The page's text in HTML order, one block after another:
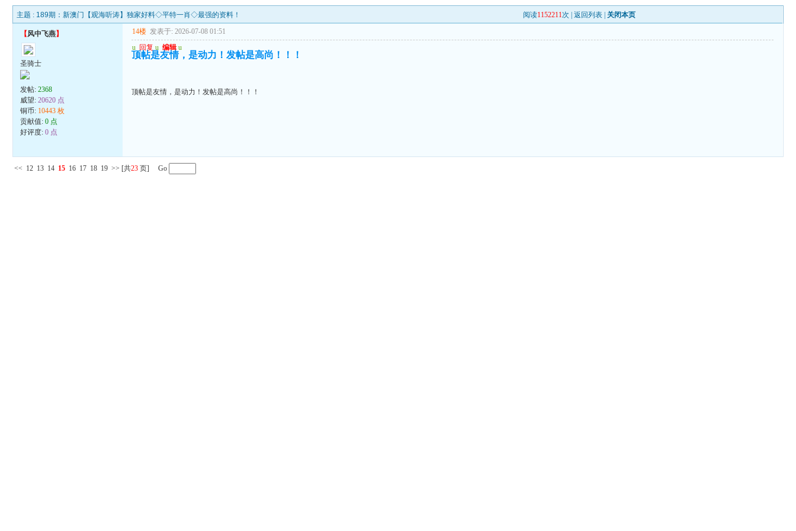
主题 : 189期：新澳门【观海听涛】独家好料◇平特一肖◇最强的资料！ 阅读1152211次 |返回列表 关闭本页
【风中飞燕】
圣骑士
发帖:2368
威望:20620 点
铜币: 10443 枚
贡献值:0 点
好评度:0 点
14楼 发表于: 2026-07-08 01:51
u 回复 u 编辑 u
顶帖是友情，是动力！发帖是高尚！！！
顶帖是友情，是动力！发帖是高尚！！！
<< 12 13 14 15 16 17 18 19 >> [共23 页] Go